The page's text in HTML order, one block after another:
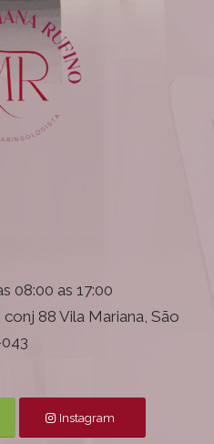
08:00 as 17:00
88 Vila Mariana, São
Instagram